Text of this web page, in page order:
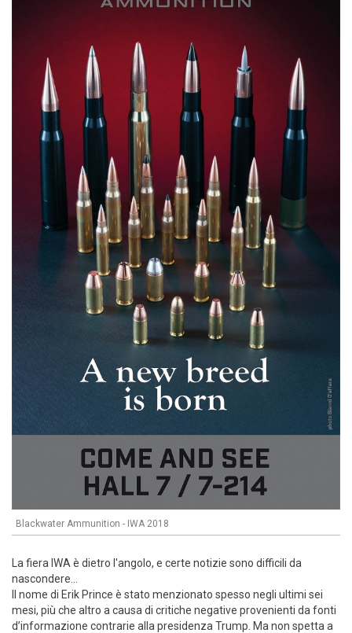
Blackwater Ammunition - IWA 2018
La fiera IWA è dietro l'angolo, e certe notizie sono difficili da
nascondere...
Il nome di Erik Prince è stato menzionato spesso negli ultimi sei
mesi, più che altro a causa di critiche negative provenienti da fonti
d’informazione contrarie alla presidenza Trump. Ma non spetta a